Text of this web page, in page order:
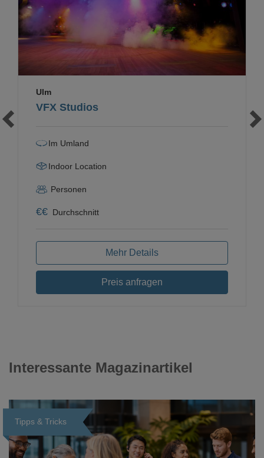
VFX Studios
Ulm
Im Umland
Indoor Location
Personen
€€ Durchschnitt
Mehr Details
Preis anfragen
Interessante Magazinartikel
Tipps & Tricks